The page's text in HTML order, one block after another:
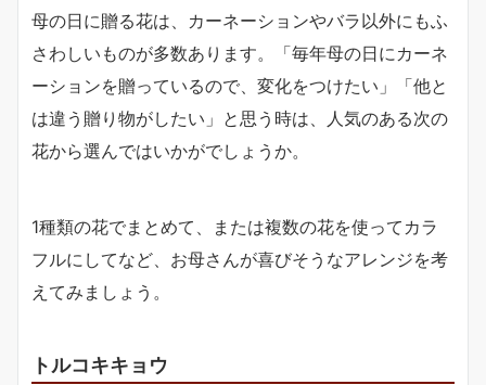
母の日に贈る花は、カーネーションやバラ以外にもふ
さわしいものが多数あります。「毎年母の日にカーネ
ーションを贈っているので、変化をつけたい」「他と
は違う贈り物がしたい」と思う時は、人気のある次の
花から選んではいかがでしょうか。
1種類の花でまとめて、または複数の花を使ってカラ
フルにしてなど、お母さんが喜びそうなアレンジを考
えてみましょう。
トルコキキョウ